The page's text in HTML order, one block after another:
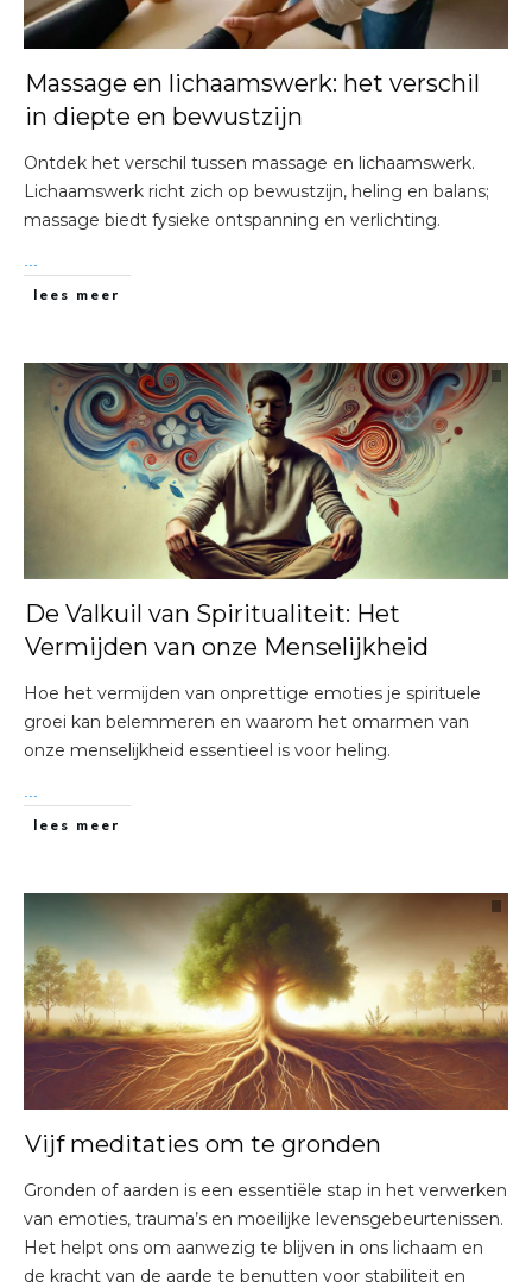
Massage en lichaamswerk: het verschil
in diepte en bewustzijn
Ontdek het verschil tussen massage en lichaamswerk.
Lichaamswerk richt zich op bewustzijn, heling en balans;
massage biedt fysieke ontspanning en verlichting.
lees meer
De Valkuil van Spiritualiteit: Het
Vermijden van onze Menselijkheid
Hoe het vermijden van onprettige emoties je spirituele
groei kan belemmeren en waarom het omarmen van
onze menselijkheid essentieel is voor heling.
lees meer
Vijf meditaties om te gronden
Gronden of aarden is een essentiële stap in het verwerken
van emoties, trauma’s en moeilijke levensgebeurtenissen.
Het helpt ons om aanwezig te blijven in ons lichaam en
de kracht van de aarde te benutten voor stabiliteit en